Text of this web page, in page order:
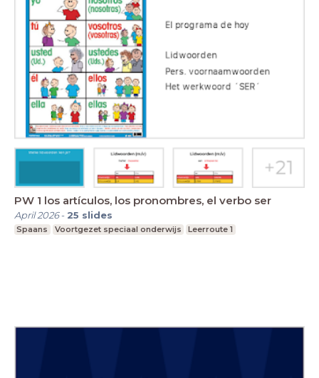
PW 1 los artículos, los pronombres, el verbo ser
April 2026- 25 slides
Spaans Voortgezet speciaal onderwijs Leerroute 1